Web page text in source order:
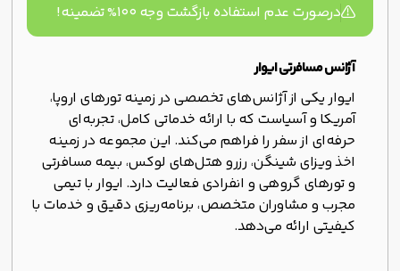
درصورت عدم استفاده بازگشت وجه ۱۰۰% تضمینه!
آژانس مسافرتی ایوار
ایوار یکی از آژانس‌های تخصصی در زمینه تورهای اروپا،
آمریکا و آسیاست که با ارائه خدماتی کامل، تجربه‌ای
حرفه‌ای از سفر را فراهم می‌کند. این مجموعه در زمینه
اخذ ویزای شینگن، رزرو هتل‌های لوکس، بیمه مسافرتی
و تورهای گروهی و انفرادی فعالیت دارد. ایوار با تیمی
مجرب و مشاوران متخصص، برنامه‌ریزی دقیق و خدمات با
کیفیتی ارائه می‌دهد.